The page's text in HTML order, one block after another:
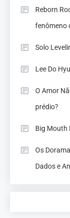
Reborn
fenômeno
Solo
Lee Do
O Amor
prédio?
Big Mouth
Os
Dados e